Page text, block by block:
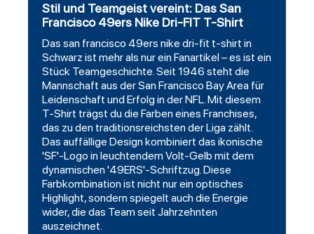
Stil und Teamgeist vereint: Das San
Francisco 49ers Nike Dri-FIT T-Shirt
Das san francisco 49ers nike dri-fit t-shirt in
Schwarz ist mehr als nur ein Fanartikel – es ist ein
Stück Teamgeschichte. Seit 1946 steht die
Mannschaft aus der San Francisco Bay Area für
Leidenschaft und Erfolg in der NFL. Mit diesem
T-Shirt trägst du die Farben eines Franchises,
das zu den traditionsreichsten der Liga zählt.
Das auffällige Design kombiniert das ikonische
'SF'-Logo in leuchtendem Volt-Gelb mit dem
dynamischen '49ERS'-Schriftzug. Diese
Farbkombination ist nicht nur ein optisches
Highlight, sondern spiegelt auch die Energie
wider, die das Team seit Jahrzehnten
auszeichnet.